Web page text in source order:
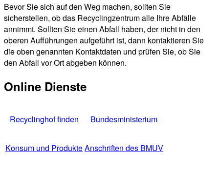
Bevor Sie sich auf den Weg machen, sollten Sie
sicherstellen, ob das Recyclingzentrum alle Ihre Abfälle
annimmt. Sollten Sie einen Abfall haben, der nicht in den
oberen Aufführungen aufgeführt ist, dann kontaktieren Sie
die oben genannten Kontaktdaten und prüfen Sie, ob Sie
den Abfall vor Ort abgeben können.
Online Dienste
Recyclinghof finden Bundesministerium
Konsum und ProdukteAnschriften des BMUV